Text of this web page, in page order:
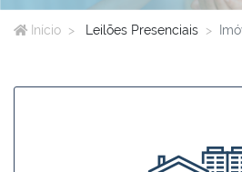
Início Leilões Presenciais